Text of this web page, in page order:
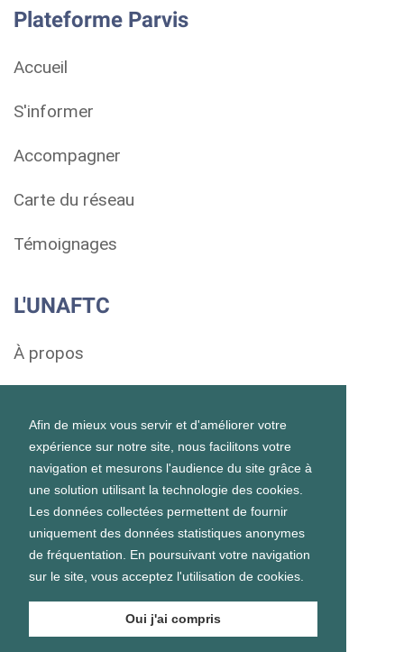
Afin de mieux vous servir et d'améliorer votre
expérience sur notre site, nous facilitons votre
navigation et mesurons l'audience du site grâce à
une solution utilisant la technologie des cookies.
Les données collectées permettent de fournir
uniquement des données statistiques anonymes
de fréquentation. En poursuivant votre navigation
sur le site, vous acceptez l'utilisation de cookies.
Oui j'ai compris
Plateforme Parvis
Accueil
S'informer
Accompagner
Carte du réseau
Témoignages
L'UNAFTC
À propos
Mentions légales
Contact
Autres sites
GCSMS Cap TCL